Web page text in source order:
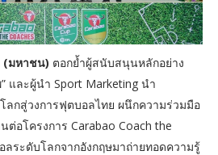
(มหาชน) ตอกย้ำผู้สนับสนุนหลักอย่าง
และผู้นำ Sport Marketing นำ
กสู่วงการฟุตบอลไทย ผนึกความร่วมมือ
ต่อโครงการ Carabao Coach the
ระดับโลกจากอังกฤษมาถ่ายทอดความรู้